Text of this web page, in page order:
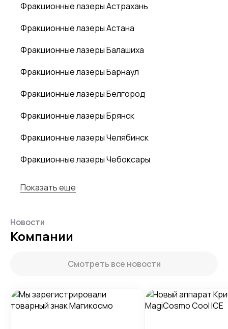
Фракционные лазеры Астрахань
Фракционные лазеры Астана
Фракционные лазеры Балашиха
Фракционные лазеры Барнаул
Фракционные лазеры Белгород
Фракционные лазеры Брянск
Фракционные лазеры Челябинск
Фракционные лазеры Чебоксары
Показать еще
Новости
Компании
Смотреть все новости